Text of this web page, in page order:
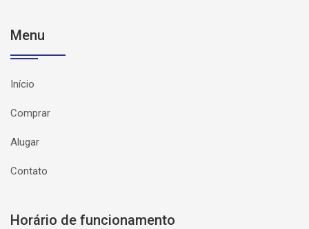
Menu
Início
Comprar
Alugar
Contato
Horário de funcionamento